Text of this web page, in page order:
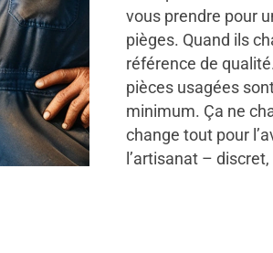
vous prendre pour
pièges. Quand ils
référence de
pièces usagées
minimum. Ça ne
change tout pour
l’artisanat –